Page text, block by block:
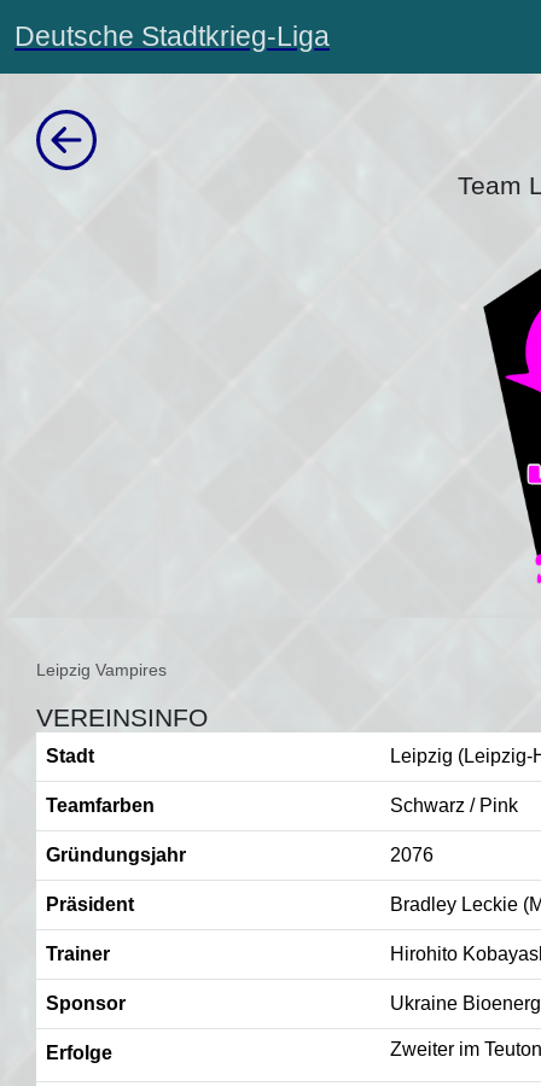
Deutsche Stadtkrieg-Liga
Team
Leipzig Vampires
VEREINSINFO
Stadt Leipzig (Leipzig-
Teamfarben Schwarz / Pink
Gründungsjahr 2076
Präsident Bradley Leckie
Trainer Hirohito
Sponsor Ukraine
Erfolge Zweiter im